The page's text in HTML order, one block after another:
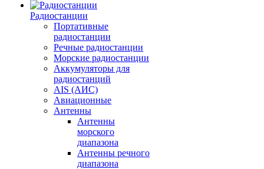
Радиостанции
Портативные
радиостанции
Речные радиостанции
Морские радиостанции
Аккумуляторы для
радиостанций
AIS (АИС)
Авиационные
Антенны
Антенны
морского
диапазона
Антенны речного
диапазона